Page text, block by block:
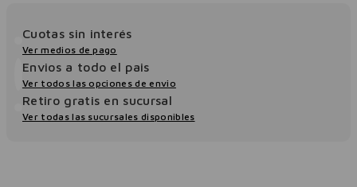
Cuotas sin interés
Ver medios de pago
Envios a todo el pais
Ver todos las opciones de envio
Retiro gratis en sucursal
Ver todas las sucursales disponibles